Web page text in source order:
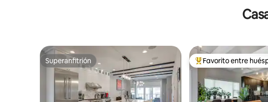
Superanfitrión
Superanfitrión Favorito entre
Favorito entre